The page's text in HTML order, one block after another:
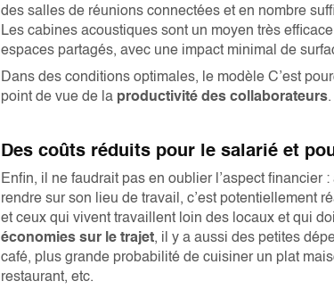
des salles de réunions connectées et en nombre
Les cabines acoustiques sont un moyen très
espaces partagés, avec une impact minimal de
Dans des conditions optimales, le modèle C’est
point de vue de la productivité des collaborateurs.
Des coûts réduits pour le salarié et
Enfin, il ne faudrait pas en oublier l’aspect
rendre sur son lieu de travail, c’est potentiellement
et ceux qui vivent travaillent loin des locaux et qui
économies sur le trajet, il y a aussi des petites
café, plus grande probabilité de cuisiner un plat
restaurant, etc.